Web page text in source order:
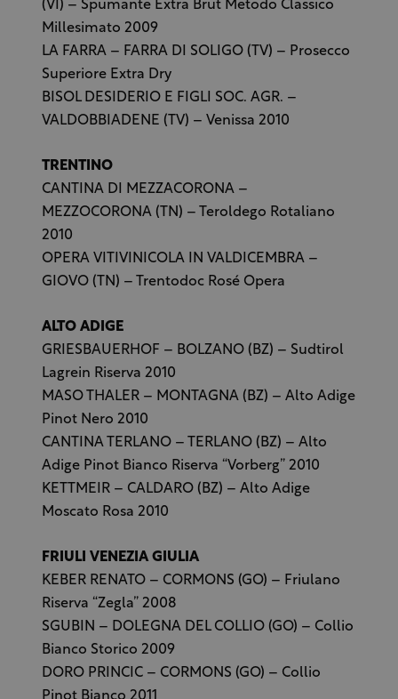
(VI) – Spumante Extra Brut Metodo Classico
Millesimato 2009
LA FARRA – FARRA DI SOLIGO (TV) – Prosecco
Superiore Extra Dry
BISOL DESIDERIO E FIGLI SOC. AGR. –
VALDOBBIADENE (TV) – Venissa 2010
TRENTINO
CANTINA DI MEZZACORONA –
MEZZOCORONA (TN) – Teroldego Rotaliano
2010
OPERA VITIVINICOLA IN VALDICEMBRA –
GIOVO (TN) – Trentodoc Rosé Opera
ALTO ADIGE
GRIESBAUERHOF – BOLZANO (BZ) – Sudtirol
Lagrein Riserva 2010
MASO THALER – MONTAGNA (BZ) – Alto Adige
Pinot Nero 2010
CANTINA TERLANO – TERLANO (BZ) – Alto
Adige Pinot Bianco Riserva “Vorberg” 2010
KETTMEIR – CALDARO (BZ) – Alto Adige
Moscato Rosa 2010
FRIULI VENEZIA GIULIA
KEBER RENATO – CORMONS (GO) – Friulano
Riserva “Zegla” 2008
SGUBIN – DOLEGNA DEL COLLIO (GO) – Collio
Bianco Storico 2009
DORO PRINCIC – CORMONS (GO) – Collio